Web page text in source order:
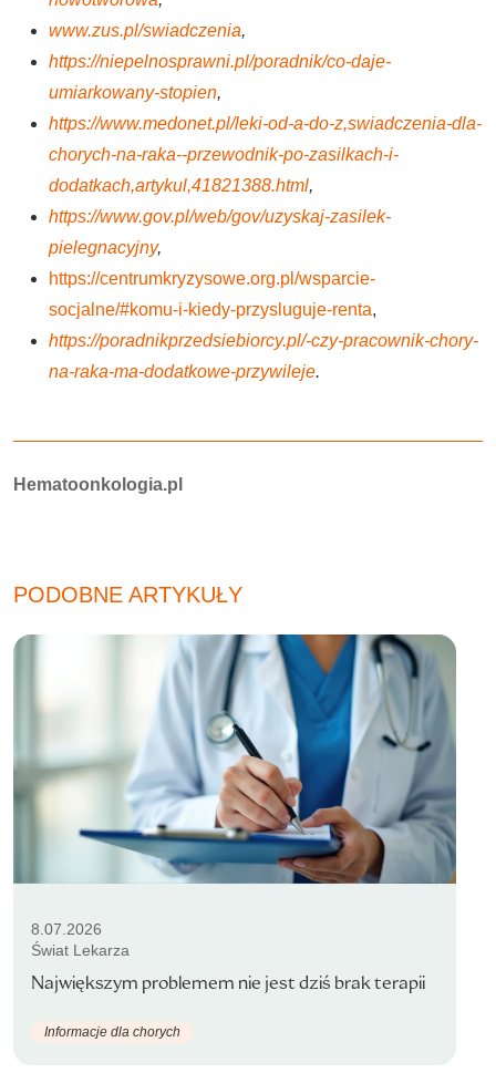
www.zus.pl/swiadczenia,
https://niepelnosprawni.pl/poradnik/co-daje-
umiarkowany-stopien,
https://www.medonet.pl/leki-od-a-do-z,swiadczenia-dla-
chorych-na-raka--przewodnik-po-zasilkach-i-
dodatkach,artykul,41821388.html,
https://www.gov.pl/web/gov/uzyskaj-zasilek-
pielegnacyjny,
https://centrumkryzysowe.org.pl/wsparcie-
socjalne/#komu-i-kiedy-przysluguje-renta,
https://poradnikprzedsiebiorcy.pl/-czy-pracownik-chory-
na-raka-ma-dodatkowe-przywileje.
Autorzy:
Hematoonkologia.pl
PODOBNE ARTYKUŁY
8.07.2026
Świat Lekarza
Największym problemem nie jest dziś brak terapii
Informacje dla chorych